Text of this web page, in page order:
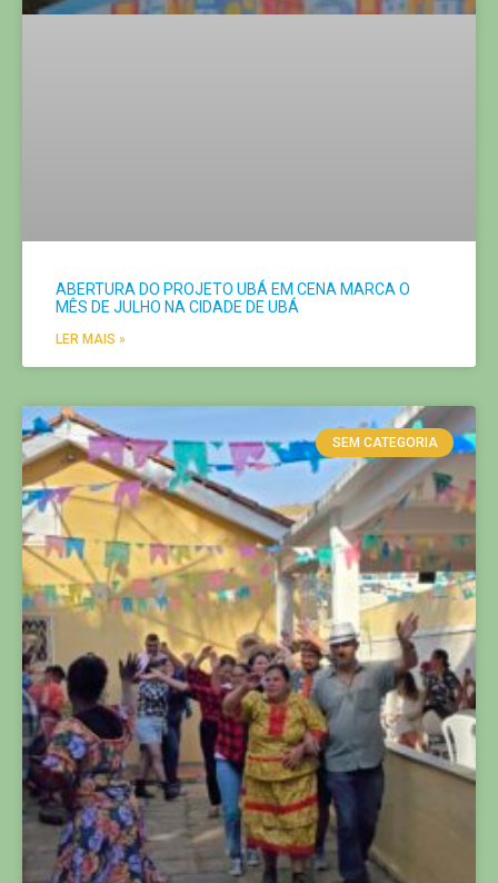
ABERTURA DO PROJETO UBÁ EM CENA MARCA O
MÊS DE JULHO NA CIDADE DE UBÁ
LER MAIS »
SEM CATEGORIA